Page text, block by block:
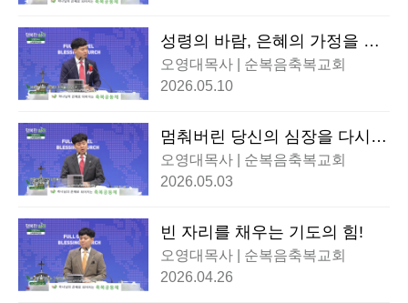
성령의 바람, 은혜의 가정을 세
우다!
오영대목사 | 순복음축복교회
2026.05.10
멈춰버린 당신의 심장을 다시
뛰게 할 불!
오영대목사 | 순복음축복교회
2026.05.03
빈 자리를 채우는 기도의 힘!
오영대목사 | 순복음축복교회
2026.04.26